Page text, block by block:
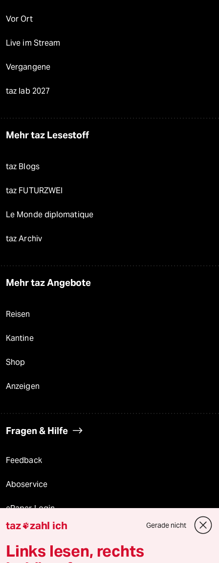
Vor Ort
Live im Stream
Vergangene
taz lab 2027
Mehr taz Lesestoff
taz Blogs
taz FUTURZWEI
Le Monde diplomatique
taz Archiv
Mehr taz Angebote
Reisen
Kantine
Shop
Anzeigen
Fragen & Hilfe
Feedback
Aboservice
ePaper Login
Downloads für Abonnierende
taz zahl ich Gerade nicht
Links lesen, rechts